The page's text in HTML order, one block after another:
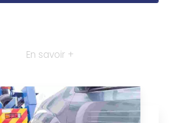
En savoir +